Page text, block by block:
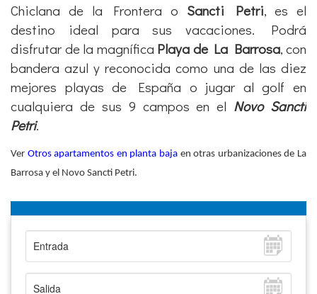
Chiclana de la Frontera o Sancti Petri, es el
destino ideal para sus vacaciones. Podrá
disfrutar de la magnífica Playa de La Barrosa, con
bandera azul y reconocida como una de las diez
mejores playas de España o jugar al golf en
cualquiera de sus 9 campos en el Novo Sancti
Petri.
Ver Otros apartamentos en planta baja en otras urbanizaciones de La
Barrosa y el Novo Sancti Petri.